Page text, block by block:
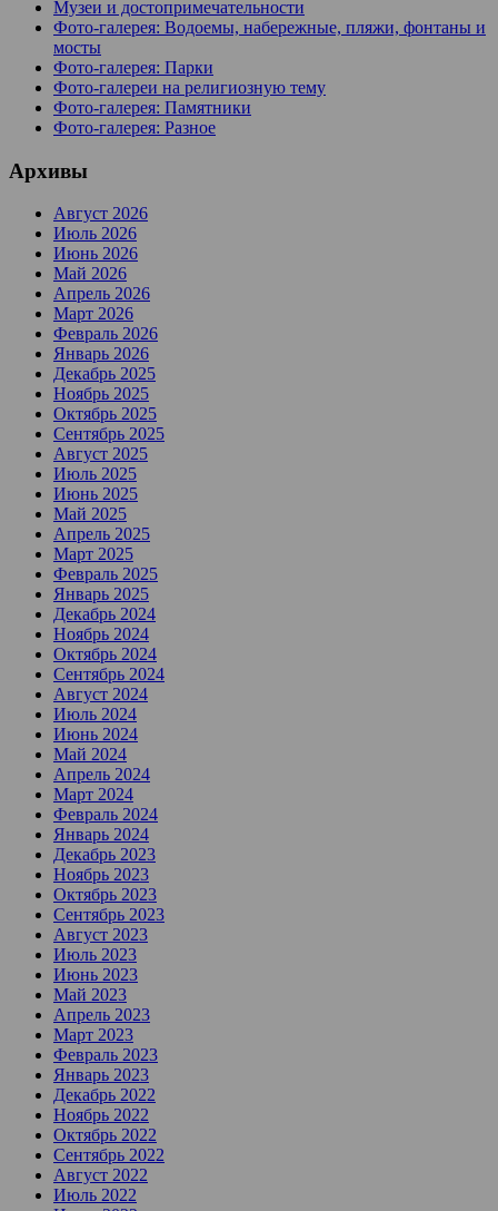
Музеи и достопримечательности
Фото-галерея: Водоемы, набережные, пляжи, фонтаны и
мосты
Фото-галерея: Парки
Фото-галереи на религиозную тему
Фото-галерея: Памятники
Фото-галерея: Разное
Архивы
Август 2026
Июль 2026
Июнь 2026
Май 2026
Апрель 2026
Март 2026
Февраль 2026
Январь 2026
Декабрь 2025
Ноябрь 2025
Октябрь 2025
Сентябрь 2025
Август 2025
Июль 2025
Июнь 2025
Май 2025
Апрель 2025
Март 2025
Февраль 2025
Январь 2025
Декабрь 2024
Ноябрь 2024
Октябрь 2024
Сентябрь 2024
Август 2024
Июль 2024
Июнь 2024
Май 2024
Апрель 2024
Март 2024
Февраль 2024
Январь 2024
Декабрь 2023
Ноябрь 2023
Октябрь 2023
Сентябрь 2023
Август 2023
Июль 2023
Июнь 2023
Май 2023
Апрель 2023
Март 2023
Февраль 2023
Январь 2023
Декабрь 2022
Ноябрь 2022
Октябрь 2022
Сентябрь 2022
Август 2022
Июль 2022